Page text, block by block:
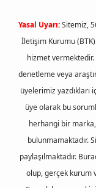
Yasal Uyarı:Sitemiz,
İletişim Kurumu
hizmet
denetleme veya
üyelerimiz yazdıkları
üye olarak bu
herhangi bir
bulunmamaktadır.
paylaşılmaktadır.
olup, gerçek kurum